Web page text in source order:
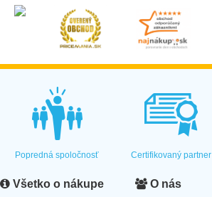
Popredná spoločnosť Certifikovaný partner
Všetko o nákupe O nás